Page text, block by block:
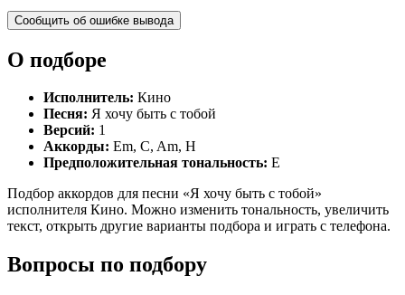
Сообщить об ошибке вывода
О подборе
Исполнитель: Кино
Песня: Я хочу быть с тобой
Версий: 1
Аккорды: Em, C, Am, H
Предположительная тональность: E
Подбор аккордов для песни «Я хочу быть с тобой»
исполнителя Кино. Можно изменить тональность, увеличить
текст, открыть другие варианты подбора и играть с телефона.
Вопросы по подбору